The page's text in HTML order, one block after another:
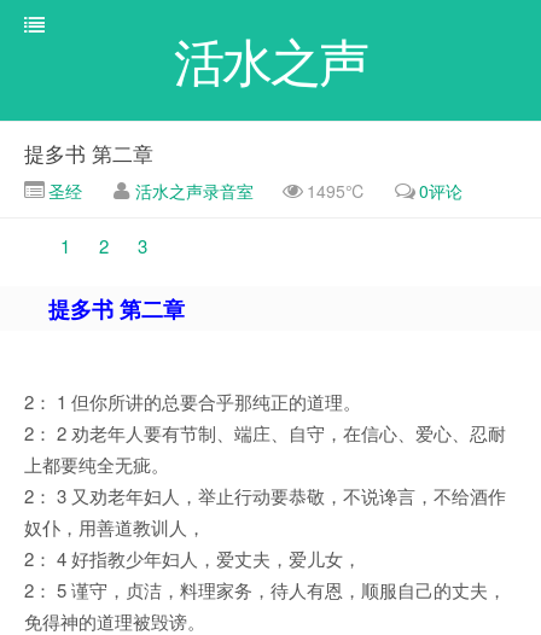
活水之声
提多书 第二章
圣经 活水之声录音室 1495℃ 0评论
1 2 3
提多书 第二章
2： 1 但你所讲的总要合乎那纯正的道理。
2： 2 劝老年人要有节制、端庄、自守，在信心、爱心、忍耐
上都要纯全无疵。
2： 3 又劝老年妇人，举止行动要恭敬，不说谗言，不给酒作
奴仆，用善道教训人，
2： 4 好指教少年妇人，爱丈夫，爱儿女，
2： 5 谨守，贞洁，料理家务，待人有恩，顺服自己的丈夫，
免得神的道理被毁谤。